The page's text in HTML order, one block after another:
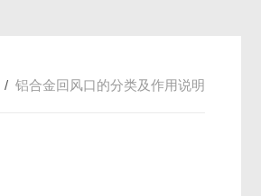
/ 铝合金回风口的分类及作用说明